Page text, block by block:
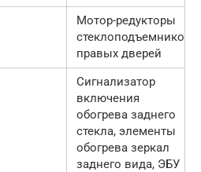
Мотор-редукторы
стеклоподъемников
правых дверей
Сигнализатор
включения
обогрева заднего
стекла, элементы
обогрева зеркал
заднего вида, ЭБУ